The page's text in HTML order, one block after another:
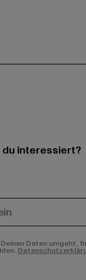
interessiert?
Daten umgeht,